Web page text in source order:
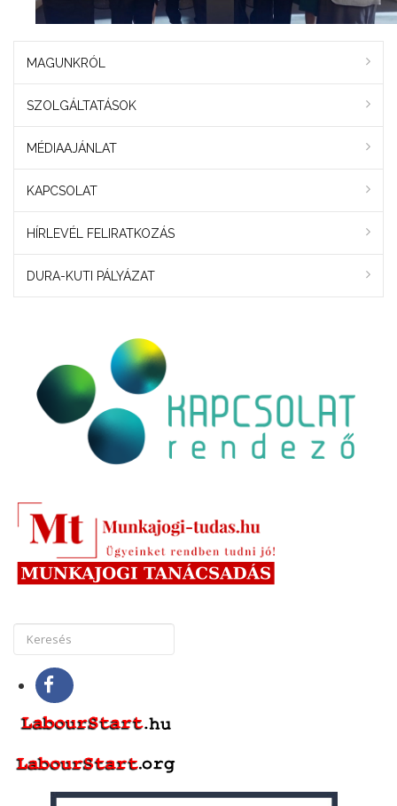
MAGUNKRÓL
SZOLGÁLTATÁSOK
MÉDIAAJÁNLAT
KAPCSOLAT
HÍRLEVÉL FELIRATKOZÁS
DURA-KUTI PÁLYÁZAT